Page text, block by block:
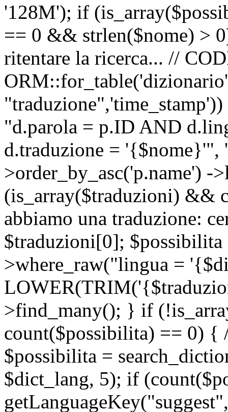
'128M'); if
== 0 && strlen($nome) >
ritentare la ricerca... //
"d.parola = p.ID AND
d.traduzione = '{$nome}'",
>order_by_asc('p.name')
(is_array($traduzioni) &&
abbiamo una traduzione:
$traduzioni[0];
>where_raw("lingua =
>find_many(); } if
count($possibilita) == 0) {
$possibilita =
$dict_lang, 5); if